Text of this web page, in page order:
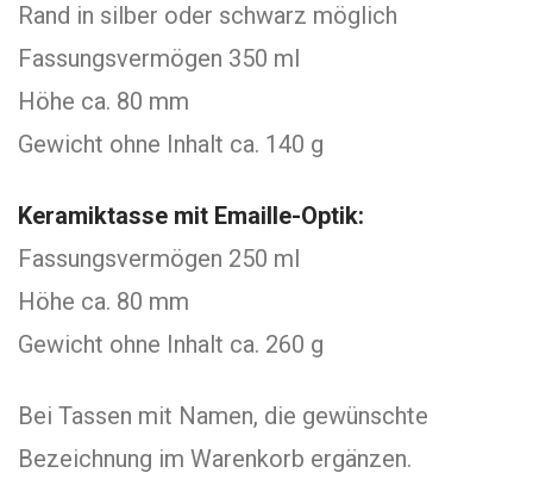
Rand in silber oder schwarz möglich
Fassungsvermögen 350 ml
Höhe ca. 80 mm
Gewicht ohne Inhalt ca. 140 g
Keramiktasse mit Emaille-Optik:
Fassungsvermögen 250 ml
Höhe ca. 80 mm
Gewicht ohne Inhalt ca. 260 g
Bei Tassen mit Namen, die gewünschte
Bezeichnung im Warenkorb ergänzen.